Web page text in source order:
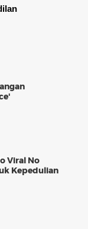
Viral No
Kepedulian